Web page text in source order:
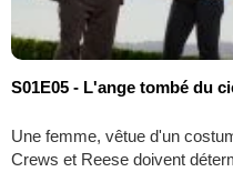
S01E05 - L'ange tombé du
Une femme, vêtue d'un
Crews et Reese doivent